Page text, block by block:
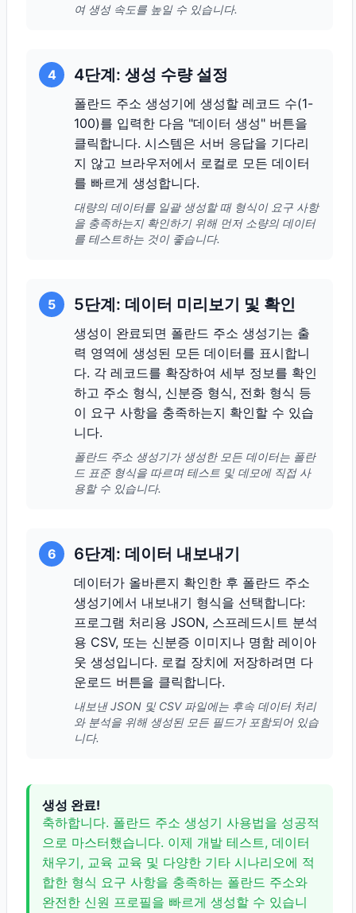
여 생성 속도를 높일 수 있습니다.
4 4단계: 생성 수량 설정
폴란드 주소 생성기에 생성할 레코드 수(1-
100)를 입력한 다음 "데이터 생성" 버튼을
클릭합니다. 시스템은 서버 응답을 기다리
지 않고 브라우저에서 로컬로 모든 데이터
를 빠르게 생성합니다.
대량의 데이터를 일괄 생성할 때 형식이 요구 사항
을 충족하는지 확인하기 위해 먼저 소량의 데이터
를 테스트하는 것이 좋습니다.
5 5단계: 데이터 미리보기 및 확인
생성이 완료되면 폴란드 주소 생성기는 출
력 영역에 생성된 모든 데이터를 표시합니
다. 각 레코드를 확장하여 세부 정보를 확인
하고 주소 형식, 신분증 형식, 전화 형식 등
이 요구 사항을 충족하는지 확인할 수 있습
니다.
폴란드 주소 생성기가 생성한 모든 데이터는 폴란
드 표준 형식을 따르며 테스트 및 데모에 직접 사
용할 수 있습니다.
6 6단계: 데이터 내보내기
데이터가 올바른지 확인한 후 폴란드 주소
생성기에서 내보내기 형식을 선택합니다:
프로그램 처리용 JSON, 스프레드시트 분석
용 CSV, 또는 신분증 이미지나 명함 레이아
웃 생성입니다. 로컬 장치에 저장하려면 다
운로드 버튼을 클릭합니다.
내보낸 JSON 및 CSV 파일에는 후속 데이터 처리
와 분석을 위해 생성된 모든 필드가 포함되어 있습
니다.
생성 완료!
축하합니다. 폴란드 주소 생성기 사용법을 성공적
으로 마스터했습니다. 이제 개발 테스트, 데이터
채우기, 교육 교육 및 다양한 기타 시나리오에 적
합한 형식 요구 사항을 충족하는 폴란드 주소와
완전한 신원 프로필을 빠르게 생성할 수 있습니